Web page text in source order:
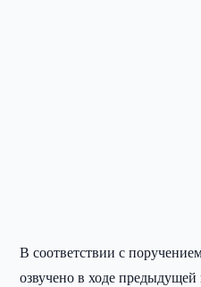
В соответствии с
озвучено в ходе